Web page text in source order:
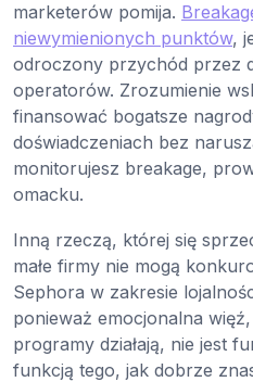
marketerów pomija.
niewymienionych punktów,
odroczony przychód przez
operatorów. Zrozumienie
finansować bogatsze
doświadczeniach bez
monitorujesz breakage,
omacku.
Inną rzeczą, której się
małe firmy nie mogą
Sephora w zakresie
ponieważ emocjonalna
programy działają, nie jest
funkcją tego, jak dobrze